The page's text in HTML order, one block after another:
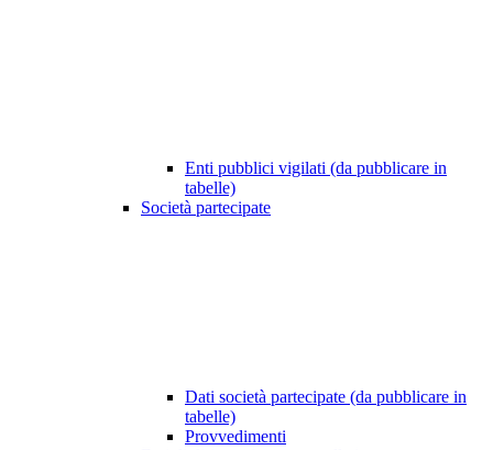
Enti pubblici vigilati (da pubblicare in
tabelle)
Società partecipate
Dati società partecipate (da pubblicare in
tabelle)
Provvedimenti